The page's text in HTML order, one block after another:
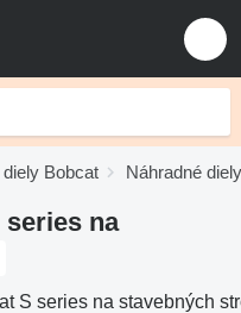
Bobcat Náhradné
na
S series na stavebných